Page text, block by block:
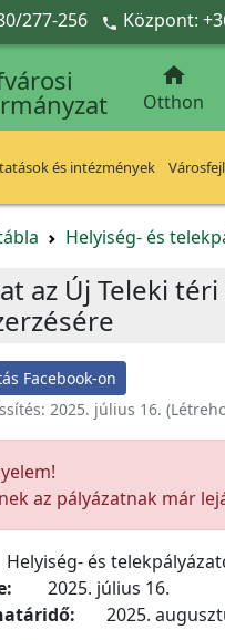
277-256  Központ:

Otthon
és intézmények
Helyiség- és
az Új Teleki
Facebook-on
2025. július 16.
az pályázatnak már
Helyiség- és
2025. július 16.
2025.